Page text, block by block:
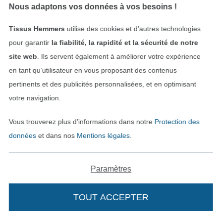
rapide !! Merci beaucoup
Voir tous les 11497 commentaires
Service
Informations
Avez-vous des questions?
Nous adaptons vos données à vos besoins !
Tissus Hemmers utilise des cookies et d’autres technologies
pour garantir la fiabilité, la rapidité et la sécurité de notre
site web . Ils servent également à améliorer votre expérience
en tant qu’utilisateur en vous proposant des contenus
pertinents et des publicités personnalisées, et en optimisant
votre navigation.
Vous trouverez plus d’informations dans notre Protection des
donnéeset dans nos Mentions légales.
Paramètres
TOUT ACCEPTER